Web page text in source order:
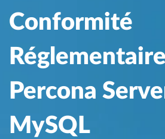
Conformité
Percona
MySQL